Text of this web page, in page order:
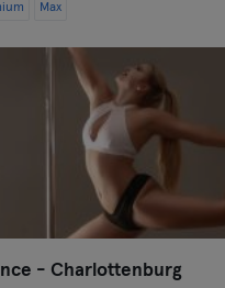
Max
- Charlottenburg